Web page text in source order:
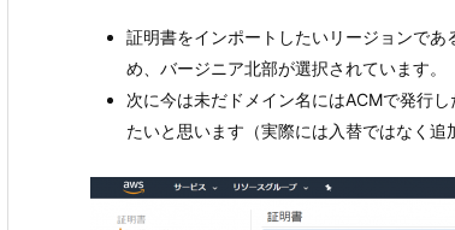
証明書をインポートしたいリージョンで
め、バージニア北部が選択されています。
次に今は未だドメイン名にはACMで発行
たいと思います（実際には入替ではなく追